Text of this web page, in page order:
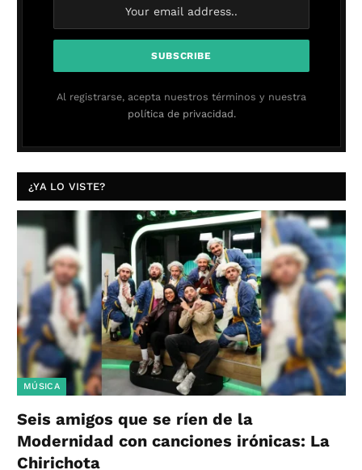
Al registrarse, acepta nuestros términos y nuestra
política de privacidad.
¿YA LO VISTE?
MÚSICA
Seis amigos que se ríen de la
Modernidad con canciones irónicas: La
Chirichota